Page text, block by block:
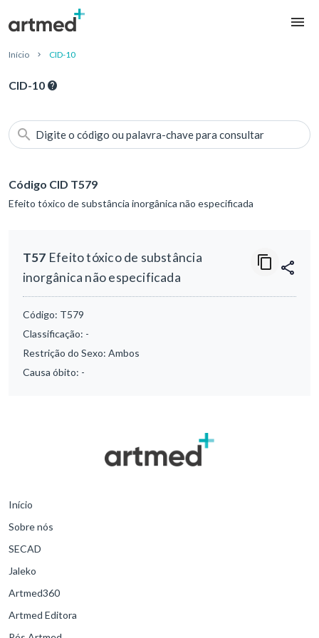
Início CID-10
CID-10
Digite o código ou palavra-chave para consultar
Código CID T579
Efeito tóxico de substância inorgânica não especificada
T57 Efeito tóxico de substância
inorgânica não especificada
Código: T579
Classificação: -
Restrição do Sexo: Ambos
Causa óbito: -
Início
Sobre nós
SECAD
Jaleko
Artmed360
Artmed Editora